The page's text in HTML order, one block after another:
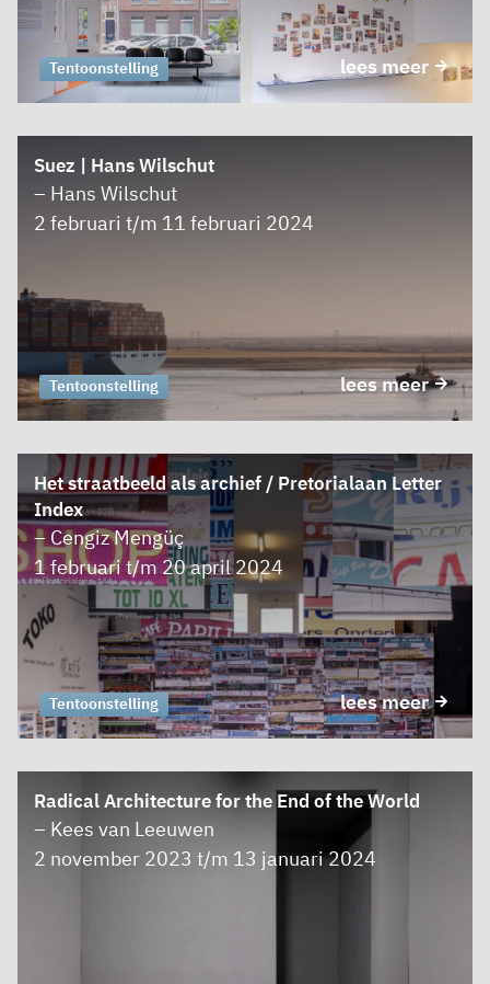
lees meer
Tentoonstelling
Suez | Hans Wilschut
– Hans Wilschut
2 februari t/m 11 februari 2024
lees meer
Tentoonstelling
Het straatbeeld als archief / Pretorialaan Letter
Index
– Cengiz Mengüç
1 februari t/m 20 april 2024
lees meer
Tentoonstelling
Radical Architecture for the End of the World
– Kees van Leeuwen
2 november 2023 t/m 13 januari 2024